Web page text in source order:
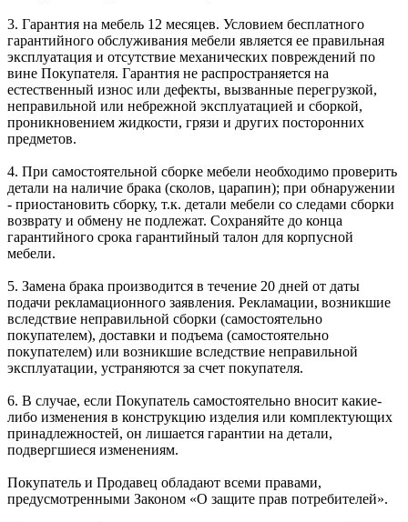
3. Гарантия на мебель 12 месяцев. Условием бесплатного
гарантийного обслуживания мебели является ее правильная
эксплуатация и отсутствие механических повреждений по
вине Покупателя. Гарантия не распространяется на
естественный износ или дефекты, вызванные перегрузкой,
неправильной или небрежной эксплуатацией и сборкой,
проникновением жидкости, грязи и других посторонних
предметов.
4. При самостоятельной сборке мебели необходимо проверить
детали на наличие брака (сколов, царапин); при обнаружении
- приостановить сборку, т.к. детали мебели со следами сборки
возврату и обмену не подлежат. Сохраняйте до конца
гарантийного срока гарантийный талон для корпусной
мебели.
5. Замена брака производится в течение 20 дней от даты
подачи рекламационного заявления. Рекламации, возникшие
вследствие неправильной сборки (самостоятельно
покупателем), доставки и подъема (самостоятельно
покупателем) или возникшие вследствие неправильной
эксплуатации, устраняются за счет покупателя.
6. В случае, если Покупатель самостоятельно вносит какие-
либо изменения в конструкцию изделия или комплектующих
принадлежностей, он лишается гарантии на детали,
подвергшиеся изменениям.
Покупатель и Продавец обладают всеми правами,
предусмотренными Законом «О защите прав потребителей».